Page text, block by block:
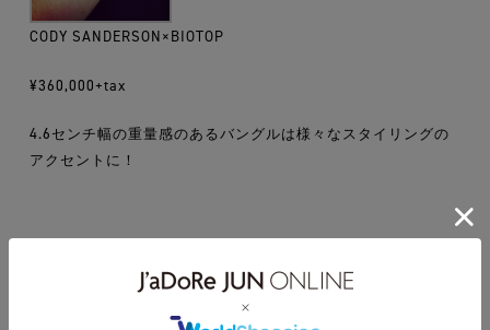
CODY SANDERSON×BIOTOP
¥360,000+tax
4.6センチ幅の重量感のあるバングルは様々なスタイリングの
アクセントに！
codysanderson